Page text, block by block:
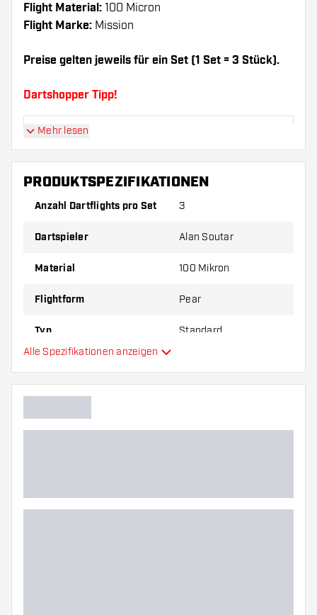
Flight Material: 100 Micron
Flight Marke: Mission
Preise gelten jeweils für ein Set (1 Set = 3 Stück).
Dartshopper Tipp!
Sorgen Sie für genügend Ersatz Flights und
Shafts. Diese können sich durch Gebrauch
Probieren Sie eine andere Form, ein anderes
um herauszufinden, welche Variante am besten
zu Ihnen passt!
Mehr lesen
PRODUKTSPEZIFIKATIONEN
Anzahl Dartflights pro Set 3
Dartspieler Alan Soutar
Material 100 Mikron
Flightform Pear
Typ Standard
Hauptfarbe
Alle Spezifikationen anzeigen